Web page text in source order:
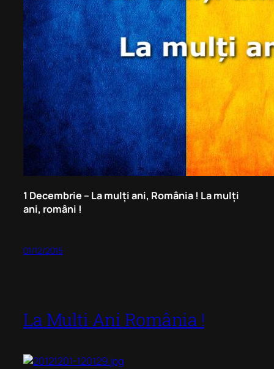
1 Decembrie – La mulți ani, România ! La mulți
ani, români !
01/12/2015
La Multi Ani România !